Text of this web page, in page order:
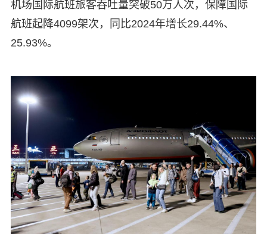
机场国际航班旅客吞吐量突破50万人次，保障国际
航班起降4099架次，同比2024年增长29.44%、
25.93%。